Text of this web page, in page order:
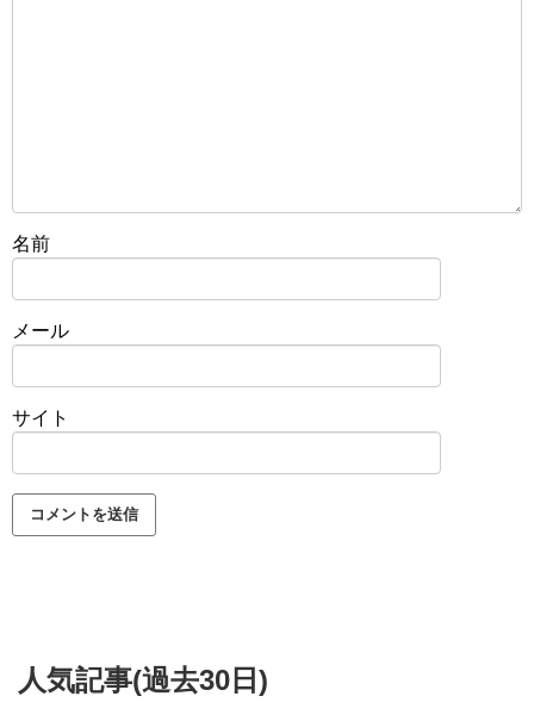
名前
メール
サイト
人気記事(過去30日)